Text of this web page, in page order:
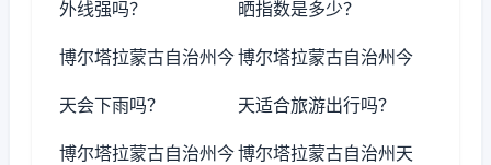
外线强吗？ 晒指数是多少？
博尔塔拉蒙古自治州今
天会下雨吗？
博尔塔拉蒙古自治州今
天适合旅游出行吗？
博尔塔拉蒙古自治州今博尔塔拉蒙古自治州天